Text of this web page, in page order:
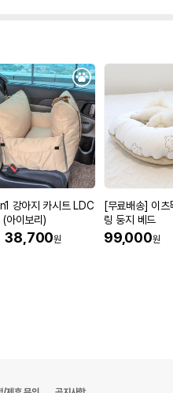
강아지 카시트 LDC
아이보리)
38,700원
[무료배송] 이츠
링 둥지 베드
99,000원